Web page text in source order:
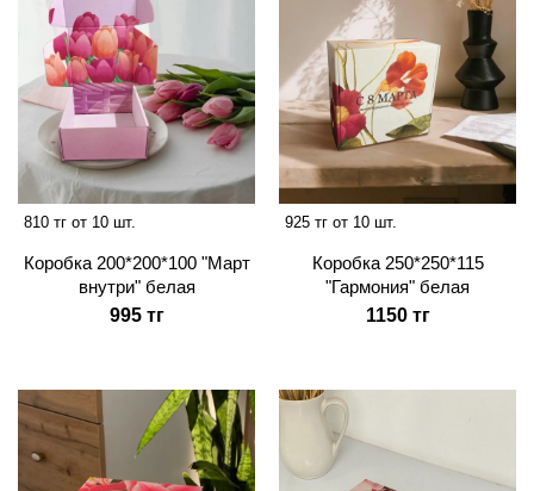
810 тг от 10 шт.
Коробка 200*200*100 "Март
внутри" белая
995 тг
925 тг от 10 шт.
Коробка 250*250*115
"Гармония" белая
1150 тг